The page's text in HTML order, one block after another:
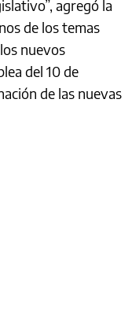
agregó la
de los temas
nuevos
del 10 de
de las nuevas